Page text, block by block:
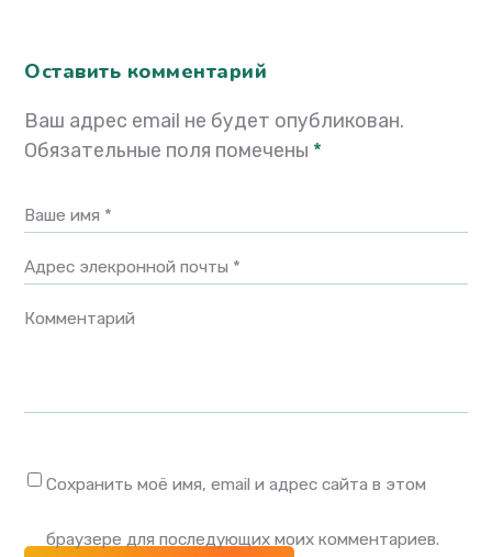
Оставить комментарий
Ваш адрес email не будет опубликован.
Обязательные поля помечены *
Ваше имя *
Адрес элекронной почты *
Комментарий
Сохранить моё имя, email и адрес сайта в этом
браузере для последующих моих комментариев.